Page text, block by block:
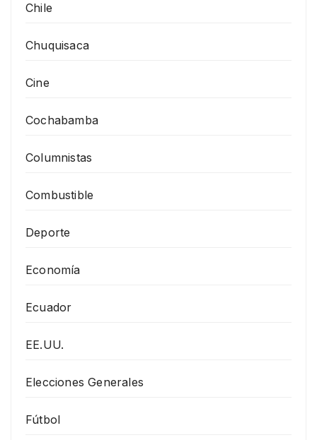
Chile
Chuquisaca
Cine
Cochabamba
Columnistas
Combustible
Deporte
Economía
Ecuador
EE.UU.
Elecciones Generales
Fútbol